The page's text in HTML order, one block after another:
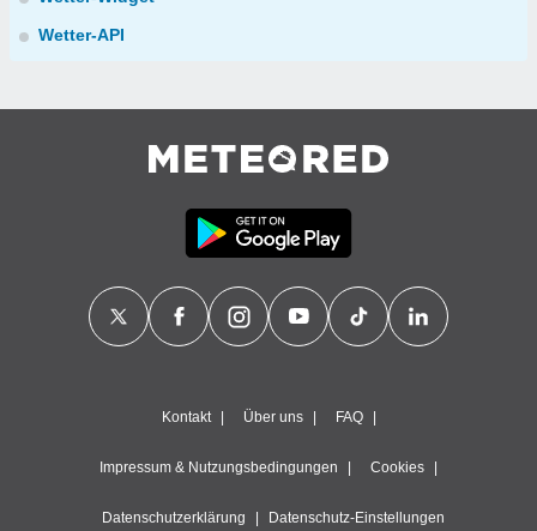
Wetter-API
Kontakt Über uns FAQ
Impressum & Nutzungsbedingungen Cookies
Datenschutzerklärung Datenschutz-Einstellungen